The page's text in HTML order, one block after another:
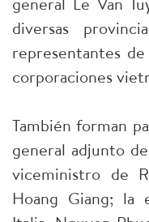
diversas
representantes
corporaciones
También forman
general adjunto
viceministro de
Hoang Giang; la